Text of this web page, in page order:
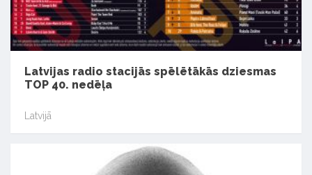
Latvijas radio stacijās spēlētākās dziesmas
TOP 40. nedēļa
Latvijā